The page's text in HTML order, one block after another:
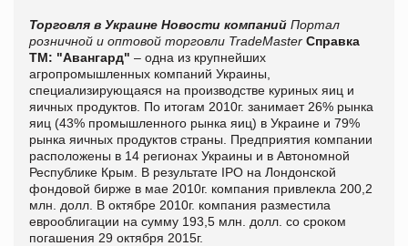
Торговля в Украине Новости компаний Портал
розничной и оптовой торговли TradeMaster Справка
ТМ: "Авангард" – одна из крупнейших
агропромышленных компаний Украины,
специализирующаяся на производстве куриных яиц и
яичных продуктов. По итогам 2010г. занимает 26% рынка
яиц (43% промышленного рынка яиц) в Украине и 79%
рынка яичных продуктов страны. Предприятия компании
расположены в 14 регионах Украины и в Автономной
Республике Крым. В результате IPO на Лондонской
фондовой бирже в мае 2010г. компания привлекла 200,2
млн. долл. В октябре 2010г. компания разместила
еврооблигации на сумму 193,5 млн. долл. со сроком
погашения 29 октября 2015г.